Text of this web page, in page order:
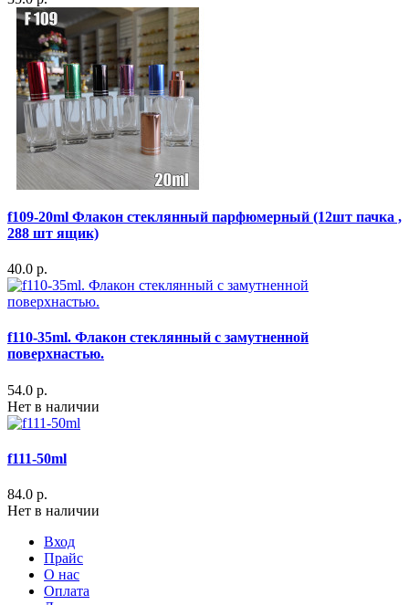
f109-20ml Флакон стеклянный парфюмерный (12шт пачка ,
288 шт ящик)
40.0 р.
f110-35ml. Флакон стеклянный с замутненной
поверхнастью.
54.0 р.
Нет в наличии
f111-50ml
84.0 р.
Нет в наличии
Вход
Прайс
О нас
Оплата